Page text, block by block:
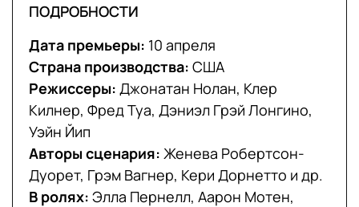
ПОДРОБНОСТИ
Дата премьеры: 10 апреля
Страна производства: США
Режиссеры: Джонатан Нолан, Клер
Килнер, Фред Туа, Дэниэл Грэй Лонгино,
Уэйн Йип
Авторы сценария: Женева Робертсон-
Дуорет, Грэм Вагнер, Кери Дорнетто и др.
В ролях: Элла Пернелл, Аарон Мотен,